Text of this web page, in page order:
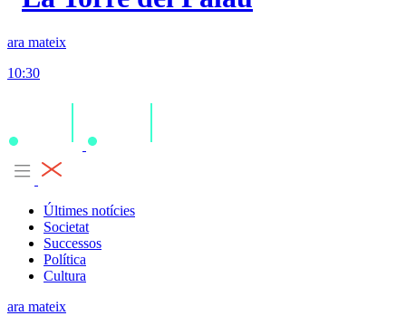
ara mateix
10:30
Últimes notícies
Societat
Successos
Política
Cultura
ara mateix